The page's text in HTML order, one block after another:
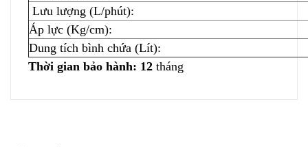
Lưu lượng (L/phút):
Áp lực (Kg/cm):
Dung tích bình chứa (Lít):
Thời gian bảo hành: 12 tháng